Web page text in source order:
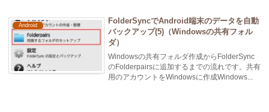
Android
FolderSyncでAndroid端末のデータを自動
バックアップ(5)（Windowsの共有フォル
ダ）
Windowsの共有フォルダ作成からFolderSync
のFolderpairsに追加するまでの流れです。共有
用のアカウントをWindowsに作成Windows...